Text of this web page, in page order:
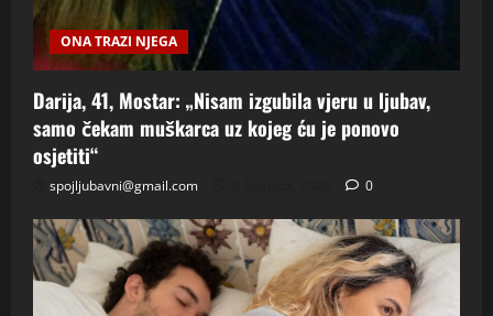
ONA TRAZI NJEGA
Darija, 41, Mostar: „Nisam izgubila vjeru u ljubav,
samo čekam muškarca uz kojeg ću je ponovo
osjetiti“
spojljubavni@gmail.com 0